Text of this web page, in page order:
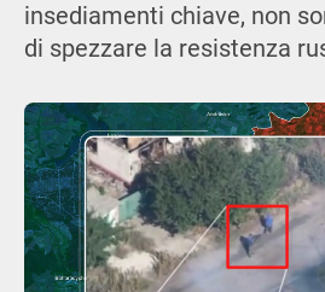
insediamenti chiave, non
di spezzare la resistenza